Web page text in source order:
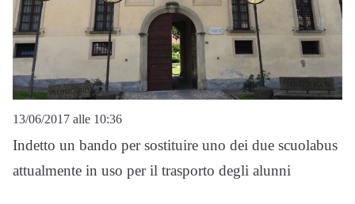
13/06/2017 alle 10:36
Indetto un bando per sostituire uno dei due scuolabus
attualmente in uso per il trasporto degli alunni